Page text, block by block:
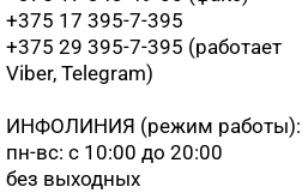
+375 17 395-7-395
+375 29 395-7-395 (работает
Viber, Telegram)
ИНФОЛИНИЯ (режим работы):
пн-вс: с 10:00 до 20:00
без выходных